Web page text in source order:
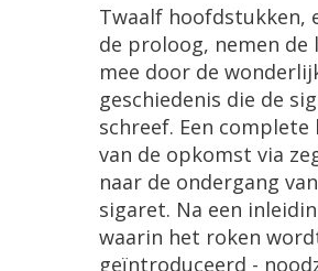
Twaalf hoofdstukken,
de proloog, nemen de
mee door de
geschiedenis die de
schreef. Een complete
van de opkomst via
naar de ondergang van
sigaret. Na een
waarin het roken
geïntroduceerd -